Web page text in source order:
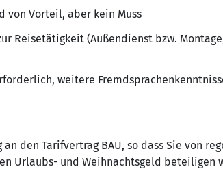
Vorteil, aber kein Muss
Reisetätigkeit (Außendienst bzw.
weitere
den Tarifvertrag BAU, so dass Sie von
Urlaubs- und Weihnachtsgeld beteiligen